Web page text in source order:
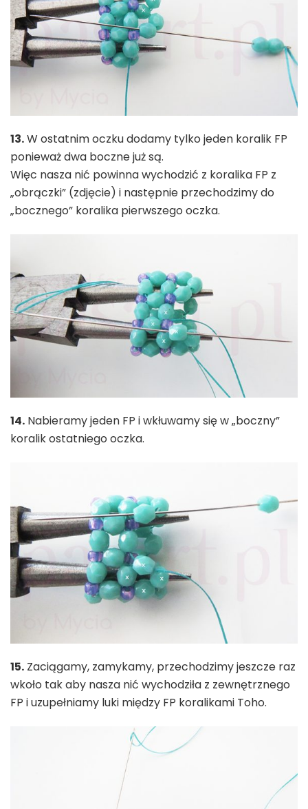
13.W ostatnim oczku dodamy tylko jeden koralik FP
ponieważ dwa boczne już są.
Więc nasza nić powinna wychodzić z koralika FP z
„obrączki” (zdjęcie) i następnie przechodzimy do
„bocznego” koralika pierwszego oczka.
14. Nabieramy jeden FP i wkłuwamy się w „boczny”
koralik ostatniego oczka.
15. Zaciągamy, zamykamy, przechodzimy jeszcze raz
wkoło tak aby nasza nić wychodziła z zewnętrznego
FP i uzupełniamy luki między FP koralikami Toho.